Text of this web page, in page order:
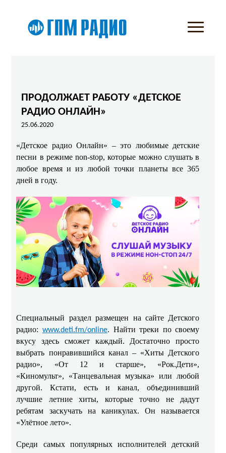
ПРОДОЛЖАЕТ РАБОТУ «ДЕТСКОЕ
РАДИО ОНЛАЙН»
25.06.2020
«Детское радио Онлайн» – это любимые детские
песни в режиме non-stop, которые можно слушать в
любое время и из любой точки планеты все 365
дней в году.
Специальный раздел размещен на сайте Детского
радио: www.deti.fm/online. Найти треки по своему
вкусу здесь сможет каждый. Достаточно просто
выбрать понравившийся канал – «Хиты Детского
радио», «От 12 и старше», «Рок.Дети»,
«Киномульт», «Танцевальная музыка» или любой
другой. Кстати, есть и канал, объединивший
лучшие летние хиты, которые точно не дадут
ребятам заскучать на каникулах. Он называется
«Улётное лето».
Среди самых популярных исполнителей детский